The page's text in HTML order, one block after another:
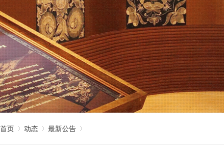
首页 动态 最新公告